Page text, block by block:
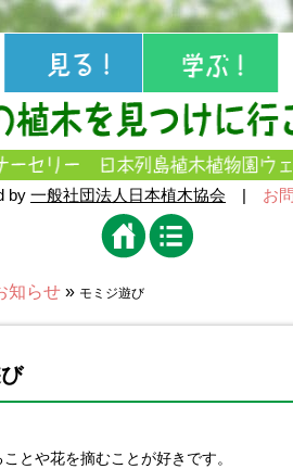
by 一般社団法人日本植木協会 | お
知らせ » モミジ遊び
とや花を摘むことが好きです。